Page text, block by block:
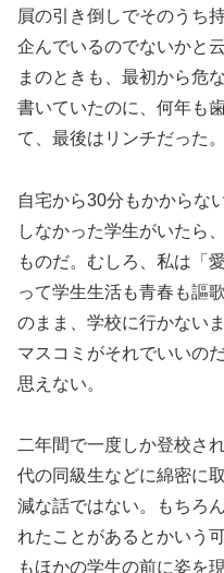
屓の引き倒しでそのうち
企んでいるのでないかと
まのときも、最初から危
書いていたのに、何年も
て、最後はリンチだった。
自宅から30分もかからな
しなかった学生がいたら
ものだ。むしろ、私は「
って学生生活も青春も謳
のまま、学校に行かない
マスコミがそれでいいの
思えない。
二年間で一度しか登校さ
代の同級生などに綿密に
減な話ではない。もちろ
れたことがあるとかいう
もほかの学生の前に姿を